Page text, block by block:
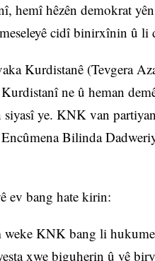
hemî hêzên demokrat
cidî binirxînin û li
Kurdistanê (Tevgera
ne û heman
siyasî ye. KNK van
Bilinda
ev bang hate kirin:
weke KNK bang li
xwe biguherin û vê